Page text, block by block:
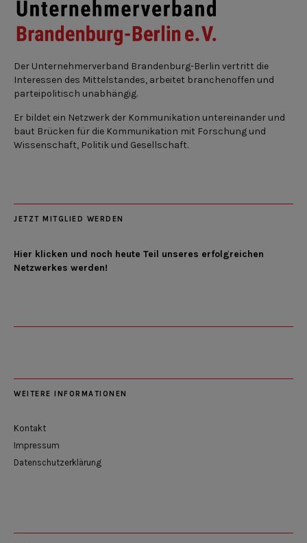
Der Unternehmerverband Brandenburg-Berlin vertritt die
Interessen des Mittelstandes, arbeitet branchenoffen und
parteipolitisch unabhängig.
Er bildet ein Netzwerk der Kommunikation untereinander und
baut Brücken für die Kommunikation mit Forschung und
Wissenschaft, Politik und Gesellschaft.
JETZT MITGLIED WERDEN
Hier klicken und noch heute Teil unseres erfolgreichen
Netzwerkes werden!
WEITERE INFORMATIONEN
Kontakt
Impressum
Datenschutzerklärung